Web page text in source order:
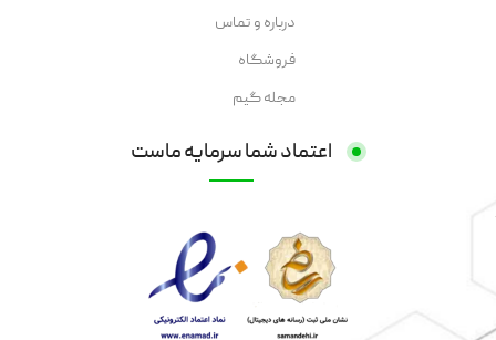
درباره و تماس
فروشگاه
مجله گیم
اعتماد شما سرمایه ماست